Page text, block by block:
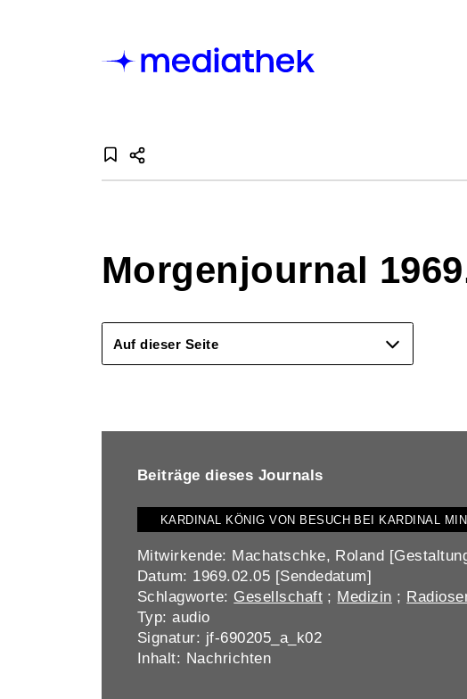
Morgenjournal
Auf dieser Seite
Beiträge dieses Journals
KARDINAL KÖNIG VON BESUCH BEI KARDINAL
Mitwirkende: Machatschke, Roland
Datum: 1969.02.05 [Sendedatum]
Schlagworte: Gesellschaft ; Medizin ;
Typ: audio
Signatur: jf-690205_a_k02
Inhalt: Nachrichten